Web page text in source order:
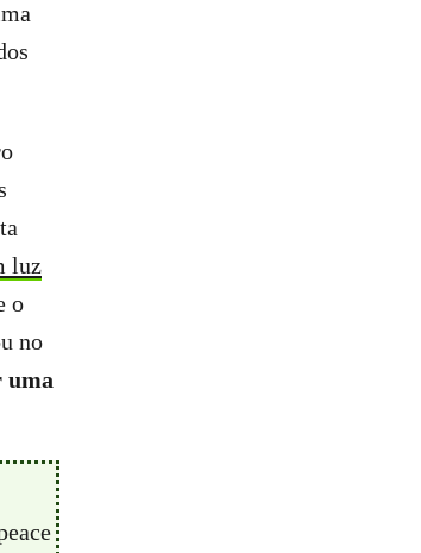
luz
o
no
uma